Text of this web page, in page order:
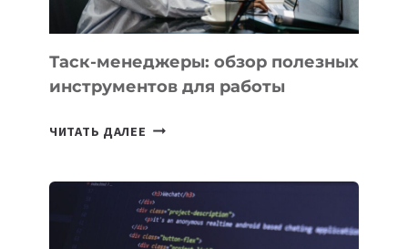
Таск-менеджеры: обзор полезных
инструментов для работы
ЧИТАТЬ ДАЛЕЕ ТАСК-
ПОЛЕЗНЫХ
ИНСТРУМЕНТОВ
ДЛЯ